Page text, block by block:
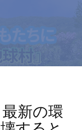
最新の環